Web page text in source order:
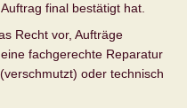
final bestätigt hat.
Recht vor, Aufträge
fachgerechte Reparatur
oder technisch